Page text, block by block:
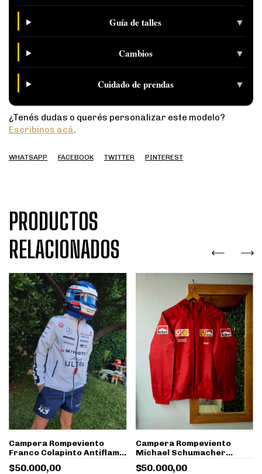
Guía de talles ▼
Cambios ▼
Cuidado de prendas ▼
¿Tenés dudas o querés personalizar este modelo?
Escribinos acá.
WHATSAPP FACEBOOK TWITTER PINTEREST
PRODUCTOS
RELACIONADOS
Campera Rompeviento
Franco Colapinto Antiflama
$50.000,00
Campera Rompeviento
Michael Schumacher
Ferrari *PREMIUM*
$50.000,00